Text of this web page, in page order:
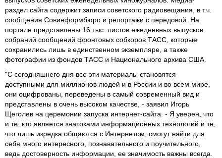
раздел сайта содержит записи советского радиовещания, в т.ч.
сообщения Совинформбюро и репортажи с передовой. На
портале представлены 16 тыс. листов ежедневных выпусков
собраний сообщений фронтовых собкоров ТАСС, которые
сохранились лишь в единственном экземпляре, а также
фотографии из фондов ТАСС и Национального архива США.
"С сегодняшнего дня все эти материалы становятся
доступными для миллионов людей и в России и во всем мире,
они оцифрованы, переведены в самый современный вид и
представлены в очень высоком качестве, - заявил Игорь
Щеголев на церемонии запуска интернет-сайта. - Я уверен, что
и те, кто является знатоками информационных технологий и те,
что лишь изредка общаются с Интернетом, смогут найти для
себя много интересного, познавательного и поучительного,
ведь достоверность информации, ее значимость важны всегда.